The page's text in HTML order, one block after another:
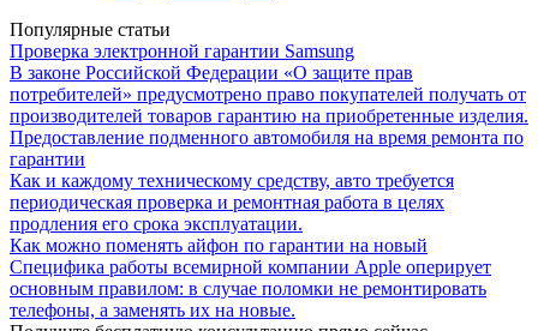
Популярные статьи
Проверка электронной гарантии Samsung
В законе Российской Федерации «О защите прав
потребителей» предусмотрено право покупателей получать от
производителей товаров гарантию на приобретенные изделия.
Предоставление подменного автомобиля на время ремонта по
гарантии
Как и каждому техническому средству, авто требуется
периодическая проверка и ремонтная работа в целях
продления его срока эксплуатации.
Как можно поменять айфон по гарантии на новый
Специфика работы всемирной компании Apple оперирует
основным правилом: в случае поломки не ремонтировать
телефоны, а заменять их на новые.